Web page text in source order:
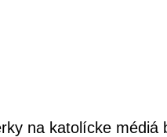
na katolícke